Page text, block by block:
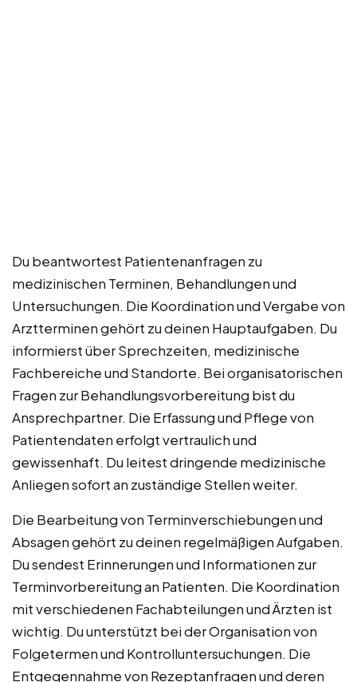
Du beantwortest Patientenanfragen zu
medizinischen Terminen, Behandlungen und
Untersuchungen. Die Koordination und Vergabe von
Arztterminen gehört zu deinen Hauptaufgaben. Du
informierst über Sprechzeiten, medizinische
Fachbereiche und Standorte. Bei organisatorischen
Fragen zur Behandlungsvorbereitung bist du
Ansprechpartner. Die Erfassung und Pflege von
Patientendaten erfolgt vertraulich und
gewissenhaft. Du leitest dringende medizinische
Anliegen sofort an zuständige Stellen weiter.
Die Bearbeitung von Terminverschiebungen und
Absagen gehört zu deinen regelmäßigen Aufgaben.
Du sendest Erinnerungen und Informationen zur
Terminvorbereitung an Patienten. Die Koordination
mit verschiedenen Fachabteilungen und Ärzten ist
wichtig. Du unterstützt bei der Organisation von
Folgetermen und Kontrolluntersuchungen. Die
Entgegennahme von Rezeptanfragen und deren